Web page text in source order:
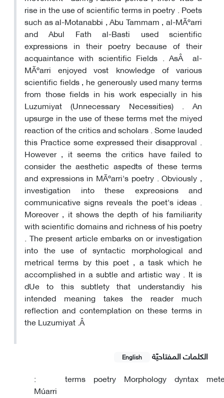
rise in the use of scientific terms in poetry . Poets
such as al-Motanabbi , Abu Tammam , al-MÃºarri
and Abul Fath al-Basti used scientific
expressions in their poetry because of their
acquaintance with scientific Fields . AsÂ al-
MÃºarri enjoyed vost knowledge of various
scientific fields , he generously used many terms
from those fields in his work especially in his
Luzumiyat (Unnecessary Necessities) . An
upsurge in the use of these terms met the miyed
reaction of the critics and scholars . Some lauded
this Practice some expressed their disapproval .
However , it seems the critics have failed to
consider the aesthetic aspedts of these terms
and expressions in MÃºarri's poetry . Obviously ,
investigation into these expreosions and
communicative signs reveals the poet's ideas .
Moreover , it shows the depth of his familiarity
with scientific domains and richness of his poetry
. The present article embarks on or investigation
into the use of syntactic morphological and
metrical terms by this poet , a task which he
accomplished in a subtle and artistic way . It is
dUe to this subtlety that understandiy his
intended meaning takes the reader much
reflection and contemplation on these terms in
the Luzumiyat .Â
الکلمات المفتاحيّة English
:
Múarri
terms poetry Morphology dyntax